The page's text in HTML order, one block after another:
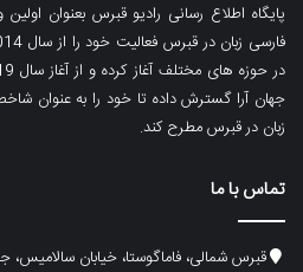
پایگاه اطلاع رسانی رادیو قبرس بعنوان
جهان آرا گسترش داده تا خود را به عنوان
زبان در قبرس مطرح کند.
تماس با ما